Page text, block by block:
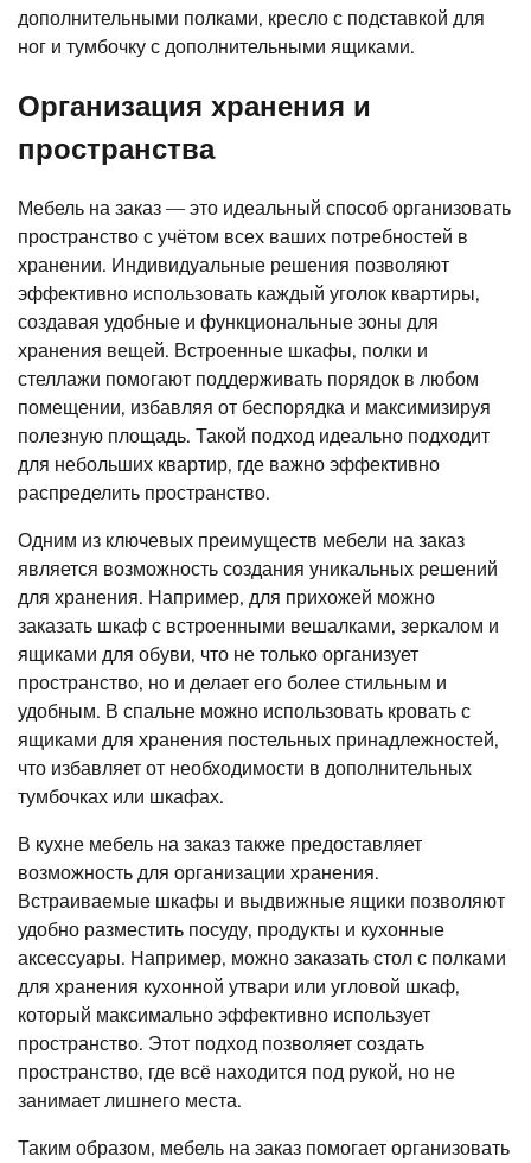
дополнительными полками, кресло с подставкой для
ног и тумбочку с дополнительными ящиками.
Организация хранения и
пространства
Мебель на заказ — это идеальный способ организовать
пространство с учётом всех ваших потребностей в
хранении. Индивидуальные решения позволяют
эффективно использовать каждый уголок квартиры,
создавая удобные и функциональные зоны для
хранения вещей. Встроенные шкафы, полки и
стеллажи помогают поддерживать порядок в любом
помещении, избавляя от беспорядка и максимизируя
полезную площадь. Такой подход идеально подходит
для небольших квартир, где важно эффективно
распределить пространство.
Одним из ключевых преимуществ мебели на заказ
является возможность создания уникальных решений
для хранения. Например, для прихожей можно
заказать шкаф с встроенными вешалками, зеркалом и
ящиками для обуви, что не только организует
пространство, но и делает его более стильным и
удобным. В спальне можно использовать кровать с
ящиками для хранения постельных принадлежностей,
что избавляет от необходимости в дополнительных
тумбочках или шкафах.
В кухне мебель на заказ также предоставляет
возможность для организации хранения.
Встраиваемые шкафы и выдвижные ящики позволяют
удобно разместить посуду, продукты и кухонные
аксессуары. Например, можно заказать стол с полками
для хранения кухонной утвари или угловой шкаф,
который максимально эффективно использует
пространство. Этот подход позволяет создать
пространство, где всё находится под рукой, но не
занимает лишнего места.
Таким образом, мебель на заказ помогает организовать